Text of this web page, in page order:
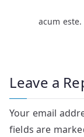
acum este.
Leave a
Your email
fields are